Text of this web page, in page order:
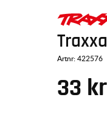
Artnr:422576
33 kr